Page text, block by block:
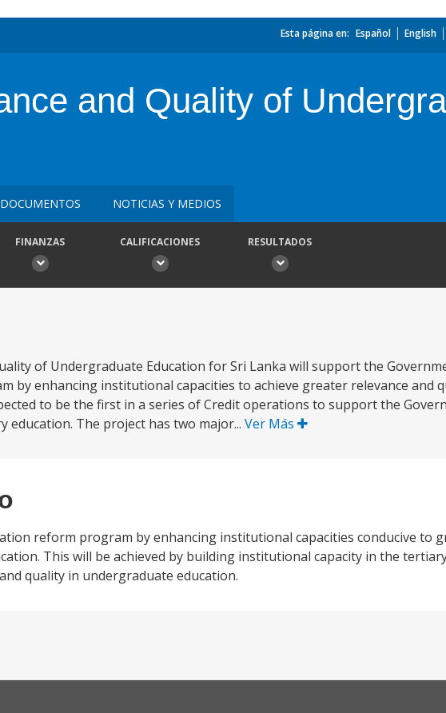
Esta página en: Español English
and Quality of
DOCUMENTOS NOTICIAS Y MEDIOS
FINANZAS CALIFICACIONES RESULTADOS
of Undergraduate Education for Sri Lanka will support the
by enhancing institutional capacities to achieve greater relevance and
to be the first in a series of Credit operations to support the
The project has two major... Ver Más
reform program by enhancing institutional capacities conducive to
This will be achieved by building institutional capacity in the
quality in undergraduate education.